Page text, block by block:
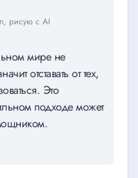
рисую с AI
мире не
отставать от тех,
Это
подходе может